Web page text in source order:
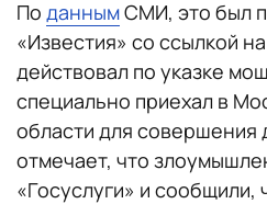
По даннымСМИ, это был
«Известия» со ссылкой
действовал по указке
специально приехал в
области для совершения
отмечает, что
«Госуслуги» и сообщили,